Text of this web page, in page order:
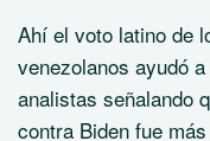
Ahí el voto latino de
venezolanos ayudó
analistas señalando
contra Biden fue